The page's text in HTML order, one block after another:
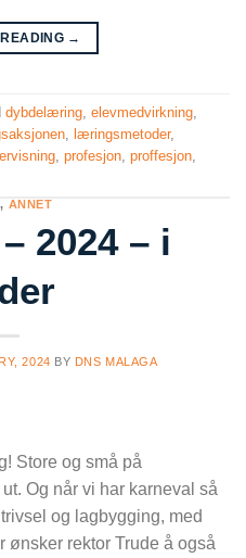
→
dybdelæring elevmedvirkning
læringsmetoder,
profesjon proffesjon
, ANNET
2024 – i
2024 BY DNS MALAGA
Store og små på
Og når vi har karneval så
og lagbygging, med
ønsker rektor Trude å også